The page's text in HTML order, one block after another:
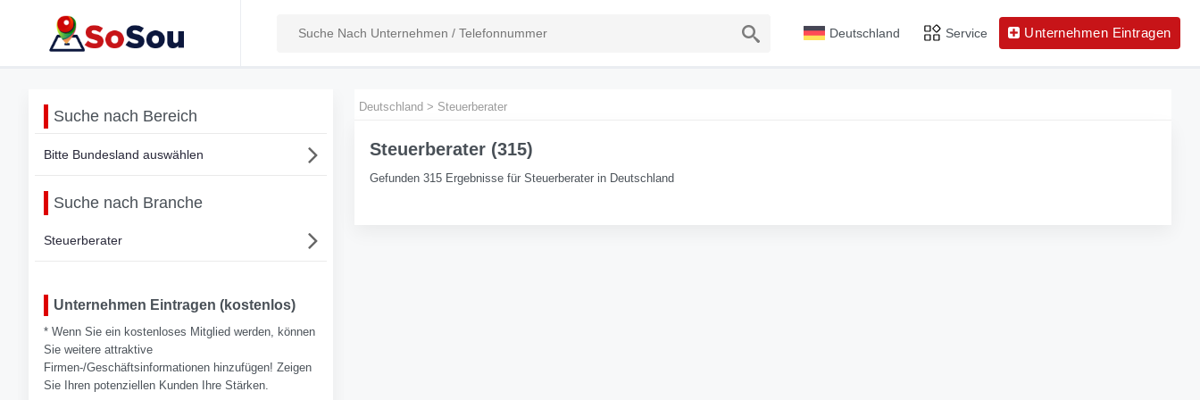
Deutschland Service Unternehmen Eintragen
Suche nach Bereich
Bitte Bundesland auswählen
Suche nach Branche
Steuerberater
Unternehmen Eintragen (kostenlos)
* Wenn Sie ein kostenloses Mitglied werden, können
Sie weitere attraktive
Firmen-/Geschäftsinformationen hinzufügen! Zeigen
Sie Ihren potenziellen Kunden Ihre Stärken.
Deutschland > Steuerberater
Steuerberater (315)
Gefunden 315 Ergebnisse für Steuerberater in Deutschland